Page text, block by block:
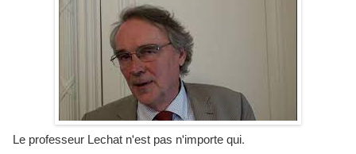
Le professeur Lechat n'est pas n'importe qui.